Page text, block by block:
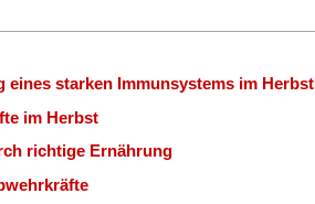
eines starken Immunsystems im Herbst
im Herbst
richtige Ernährung